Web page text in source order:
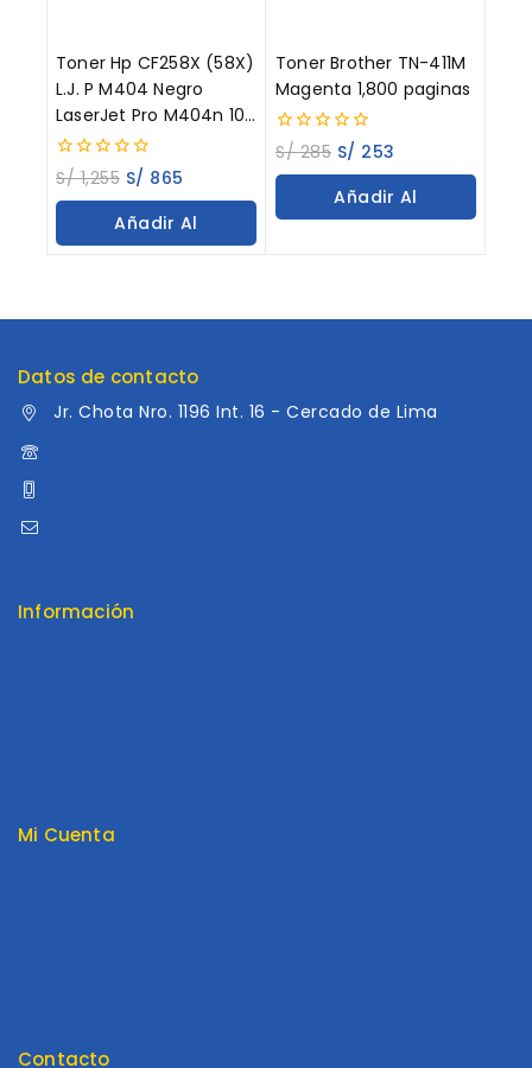
Toner Hp CF258X (58X)
L.J. P M404 Negro
LaserJet Pro M404n 10K
Paginas
0
out
of
S/1,255 S/ 865
Añadir Al
Toner Brother TN-411M
Magenta 1,800 paginas
0
out
of
S/285 S/ 253
Añadir Al
Datos de contacto
Jr. Chota Nro. 1196 Int. 16 - Cercado de Lima
Información
Mi Cuenta
Contacto